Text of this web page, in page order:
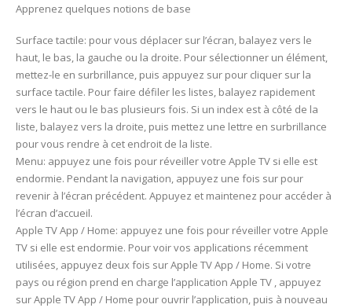
Apprenez quelques notions de base
Surface tactile: pour vous déplacer sur l’écran, balayez vers le
haut, le bas, la gauche ou la droite. Pour sélectionner un élément,
mettez-le en surbrillance, puis appuyez sur pour cliquer sur la
surface tactile. Pour faire défiler les listes, balayez rapidement
vers le haut ou le bas plusieurs fois. Si un index est à côté de la
liste, balayez vers la droite, puis mettez une lettre en surbrillance
pour vous rendre à cet endroit de la liste.
Menu: appuyez une fois pour réveiller votre Apple TV si elle est
endormie. Pendant la navigation, appuyez une fois sur pour
revenir à l’écran précédent. Appuyez et maintenez pour accéder à
l’écran d’accueil.
Apple TV App / Home: appuyez une fois pour réveiller votre Apple
TV si elle est endormie. Pour voir vos applications récemment
utilisées, appuyez deux fois sur Apple TV App / Home. Si votre
pays ou région prend en charge l’application Apple TV , appuyez
sur Apple TV App / Home pour ouvrir l’application, puis à nouveau